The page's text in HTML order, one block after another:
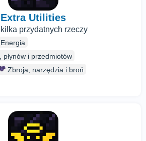
Extra Utilities
przydatnych rzeczy
Energia
i przedmiotów
Zbroja, narzędzia i broń